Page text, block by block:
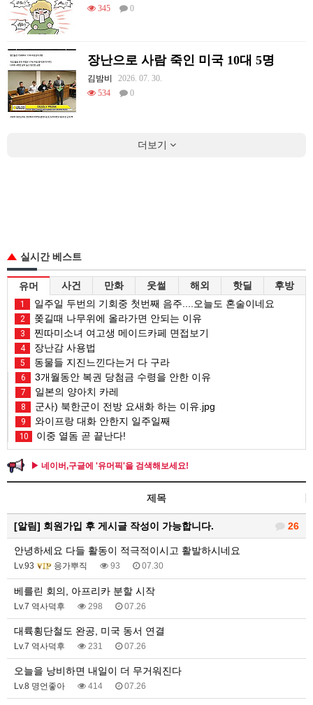
345
0
장난으로 사람 죽인 미국 10대 5명
김밤비
2026. 07. 30.
534
0
더보기
실시간 베스트
유머 사건 만화 웃썰 해외 핫딜 후방
1 일주일 두번의 기회중 첫번째 음주....오늘도 혼술이네요
2 쫒길때 나무위에 올라가면 안되는 이유
3 찐따미소녀 여고생 메이드카페 면접보기
4 장난감 사용법
5 동물들 지진느낀다는거 다 구라
6 3개월동안 복권 당첨금 수령을 안한 이유
7 일본의 양아치 카레
8 군사) 북한군이 전방 요새화 하는 이유.jpg
9 와이프랑 대화 안한지 일주일째
10 이중 열돔 곧 끝난다!
▶ 네이버,구글에 '유머픽'을 검색해보세요!
제목
26
[알림] 회원가입 후 게시글 작성이 가능합니다.
안녕하세요 다들 활동이 적극적이시고 활발하시네요
Lv.93 응가뿌직 93 07.30
베를린 회의, 아프리카 분할 시작
Lv.7 역사덕후 298 07.26
대륙횡단철도 완공, 미국 동서 연결
Lv.7 역사덕후 231 07.26
오늘을 낭비하면 내일이 더 무거워진다
Lv.8 명언좋아 414 07.26